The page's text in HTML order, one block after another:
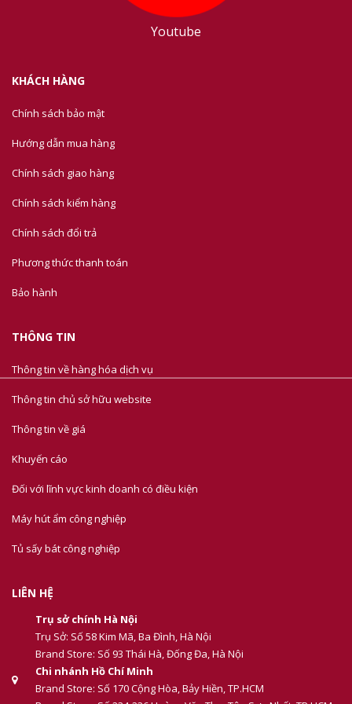
Youtube
KHÁCH HÀNG
Chính sách bảo mật
Hướng dẫn mua hàng
Chính sách giao hàng
Chính sách kiểm hàng
Chính sách đổi trả
Phương thức thanh toán
Bảo hành
THÔNG TIN
Thông tin về hàng hóa dịch vụ
Thông tin chủ sở hữu website
Thông tin về giá
Khuyến cáo
Đối với lĩnh vực kinh doanh có điều kiện
Máy hút ẩm công nghiệp
Tủ sấy bát công nghiệp
LIÊN HỆ
Trụ sở chính Hà Nội
Trụ Sở: Số 58 Kim Mã, Ba Đình, Hà Nội
Brand Store: Số 93 Thái Hà, Đống Đa, Hà Nội
Chi nhánh Hồ Chí Minh
Brand Store: Số 170 Cộng Hòa, Bảy Hiền, TP.HCM